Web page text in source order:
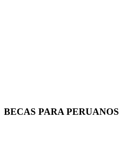
BECAS PARA PERUANOS